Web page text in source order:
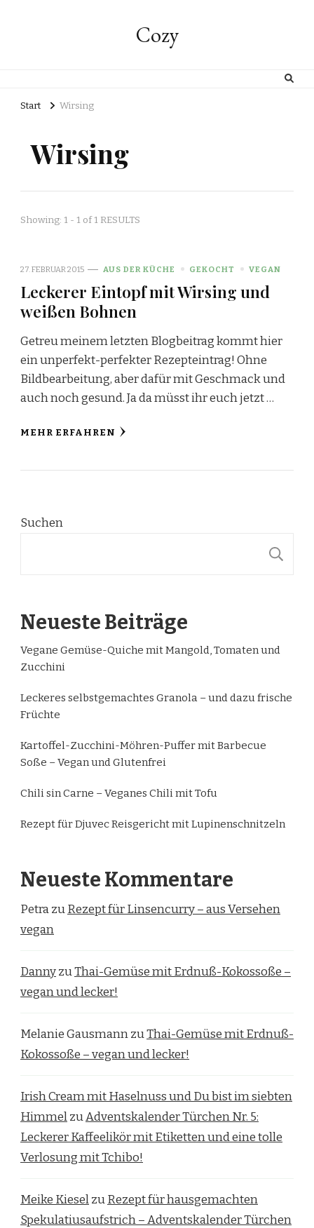
Cozy
Start Wirsing
Wirsing
Showing: 1 - 1 of 1 RESULTS
27. FEBRUAR 2015 AUS DER KÜCHE GEKOCHT VEGAN
Leckerer Eintopf mit Wirsing und
weißen Bohnen
Getreu meinem letzten Blogbeitrag kommt hier
ein unperfekt-perfekter Rezepteintrag! Ohne
Bildbearbeitung, aber dafür mit Geschmack und
auch noch gesund. Ja da müsst ihr euch jetzt …
MEHR ERFAHREN
Suchen
Neueste Beiträge
Vegane Gemüse-Quiche mit Mangold, Tomaten und
Zucchini
Leckeres selbstgemachtes Granola – und dazu frische
Früchte
Kartoffel-Zucchini-Möhren-Puffer mit Barbecue
Soße – Vegan und Glutenfrei
Chili sin Carne – Veganes Chili mit Tofu
Rezept für Djuvec Reisgericht mit Lupinenschnitzeln
Neueste Kommentare
PetrazuRezept für Linsencurry – aus Versehen
vegan
DannyzuThai-Gemüse mit Erdnuß-Kokossoße –
vegan und lecker!
Melanie GausmannzuThai-Gemüse mit Erdnuß-
Kokossoße – vegan und lecker!
Irish Cream mit Haselnuss und Du bist im siebten
HimmelzuAdventskalender Türchen Nr. 5:
Leckerer Kaffeelikör mit Etiketten und eine tolle
Verlosung mit Tchibo!
Meike KieselzuRezept für hausgemachten
Spekulatiusaufstrich – Adventskalender Türchen